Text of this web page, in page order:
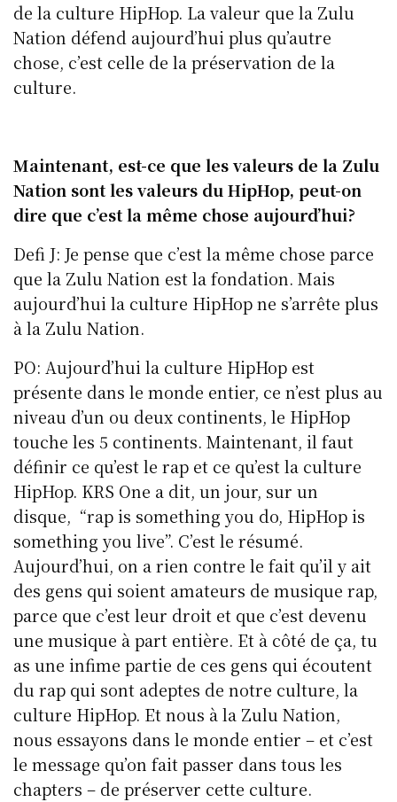
de la culture HipHop. La valeur que la Zulu
Nation défend aujourd’hui plus qu’autre
chose, c’est celle de la préservation de la
culture.
Maintenant, est-ce que les valeurs de la Zulu
Nation sont les valeurs du HipHop, peut-on
dire que c’est la même chose aujourd’hui?
Defi J: Je pense que c’est la même chose parce
que la Zulu Nation est la fondation. Mais
aujourd’hui la culture HipHop ne s’arrête plus
à la Zulu Nation.
PO: Aujourd’hui la culture HipHop est
présente dans le monde entier, ce n’est plus au
niveau d’un ou deux continents, le HipHop
touche les 5 continents. Maintenant, il faut
définir ce qu’est le rap et ce qu’est la culture
HipHop. KRS One a dit, un jour, sur un
disque, “rap is something you do, HipHop is
something you live”. C’est le résumé.
Aujourd’hui, on a rien contre le fait qu’il y ait
des gens qui soient amateurs de musique rap,
parce que c’est leur droit et que c’est devenu
une musique à part entière. Et à côté de ça, tu
as une infime partie de ces gens qui écoutent
du rap qui sont adeptes de notre culture, la
culture HipHop. Et nous à la Zulu Nation,
nous essayons dans le monde entier – et c’est
le message qu’on fait passer dans tous les
chapters – de préserver cette culture.